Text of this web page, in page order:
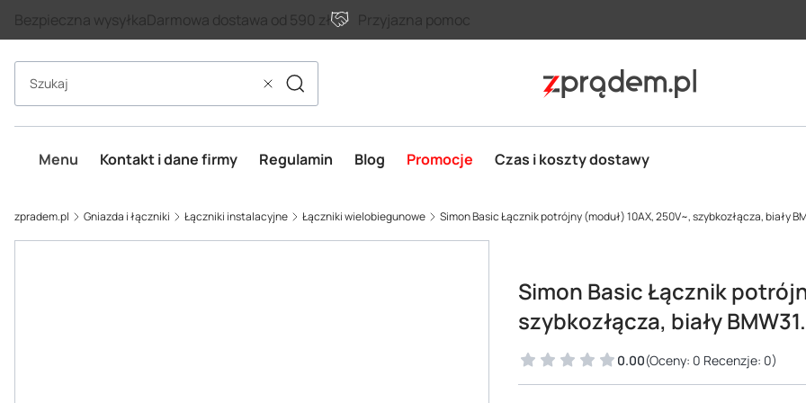
Bezpieczna wysyłkaDarmowa dostawa od 590 zł Przyjazna pomoc
WyczyśćSzukaj
Menu Kontakt i dane firmy Regulamin Blog Promocje Czas i koszty dostawy
zpradem.pl Gniazda i łączniki Łączniki instalacyjne Łączniki wielobiegunowe Simon Basic Łącznik potrójny (moduł) 10AX, 250V~, szybkozłącza, biały
Simon Basic Łącznik
szybkozłącza, biały
0.00(Oceny: 0 Recenzje: 0)